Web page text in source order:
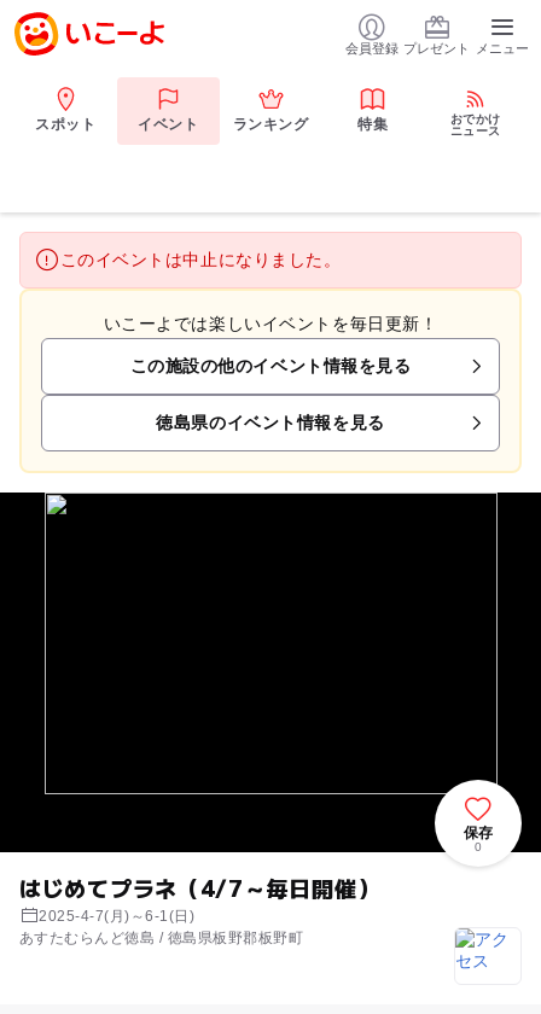
会員登録 プレゼント メニュー
スポット イベント ランキング 特集
おでかけ
ニュース
このイベントは中止になりました。
いこーよでは楽しいイベントを毎日更新！
この施設の他のイベント情報を見る
徳島県のイベント情報を見る
はじめてプラネ（4/7～毎日開催）
2025-4-7(月)～6-1(日)
あすたむらんど徳島 / 徳島県板野郡板野町
保存
0